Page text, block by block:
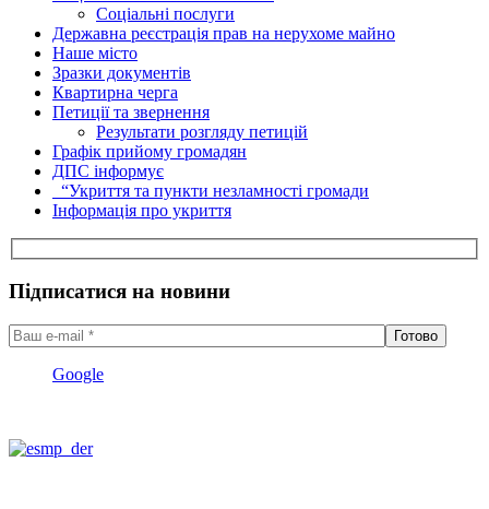
Соціальні послуги
Державна реєстрація прав на нерухоме майно
Наше місто
Зразки документів
Квартирна черга
Петиції та звернення
Результати розгляду петицій
Графік прийому громадян
ДПС інформує
“Укриття та пункти незламності громади
Інформація про укриття
Підписатися на новини
Google